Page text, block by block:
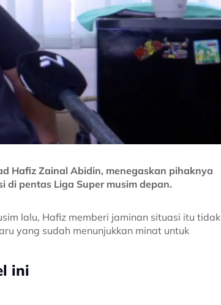
Hafiz Zainal Abidin, menegaskan pihaknya
di pentas Liga Super musim depan.
lalu, Hafiz memberi jaminan situasi itu tidak
yang sudah menunjukkan minat untuk
ini